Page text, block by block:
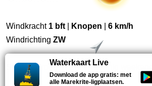
Windkracht 1 bft Knopen
6 km/h
Windrichting ZW
Straks:Droog, warm en zonnig weekend.
Waterkaart Live
Download de app gratis: met
alle Marekrite-ligplaatsen.